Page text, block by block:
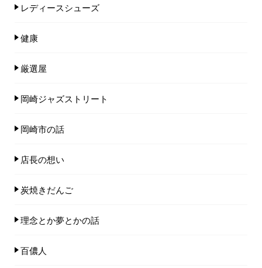
レディースシューズ
健康
厳選屋
岡崎ジャズストリート
岡崎市の話
店長の想い
炭焼きだんご
理念とか夢とかの話
百儂人